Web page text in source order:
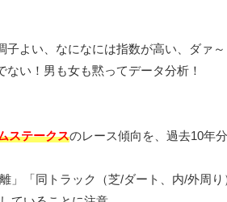
子よい、なになには指数が高い、ダァ～
い！男も女も黙ってデータ分析！
ステークスのレース傾向を、過去10年
」「同トラック（芝/ダート、内/外周り